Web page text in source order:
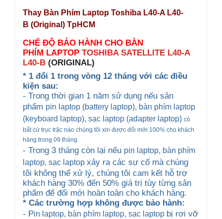
Thay Bàn Phím Laptop Toshiba L40-A L40-
B (Original) TpHCM
CHẾ ĐỘ BẢO HÀNH CHO BÀN
PHÍM LAPTOP TOSHIBA SATELLITE L40-A
L40-B (ORIGINAL)
* 1 đổi 1 trong vòng 12 tháng với các điều
kiện sau:
- Trong thời gian 1 năm sử dụng nếu sản
phẩm pin laptop (battery laptop), bàn phím laptop
(keyboard laptop), sạc laptop (adapter laptop) có
bất cứ trục trặc nào chúng tôi xin được đổi mới 100% cho khách
hàng trong 09 tháng.
- Trong 3 tháng còn lại nếu pin laptop, bàn phím
laptop, sạc laptop xảy ra các sự cố mà chúng
tôi không thể xử lý, chúng tôi cam kết hỗ trợ
khách hàng 30% đến 50% giá trị tùy từng sản
phẩm để đổi mới hoàn toàn cho khách hàng.
* Các trường hợp không được bảo hành:
- Pin laptop, bàn phím laptop, sạc laptop bị rơi vỡ